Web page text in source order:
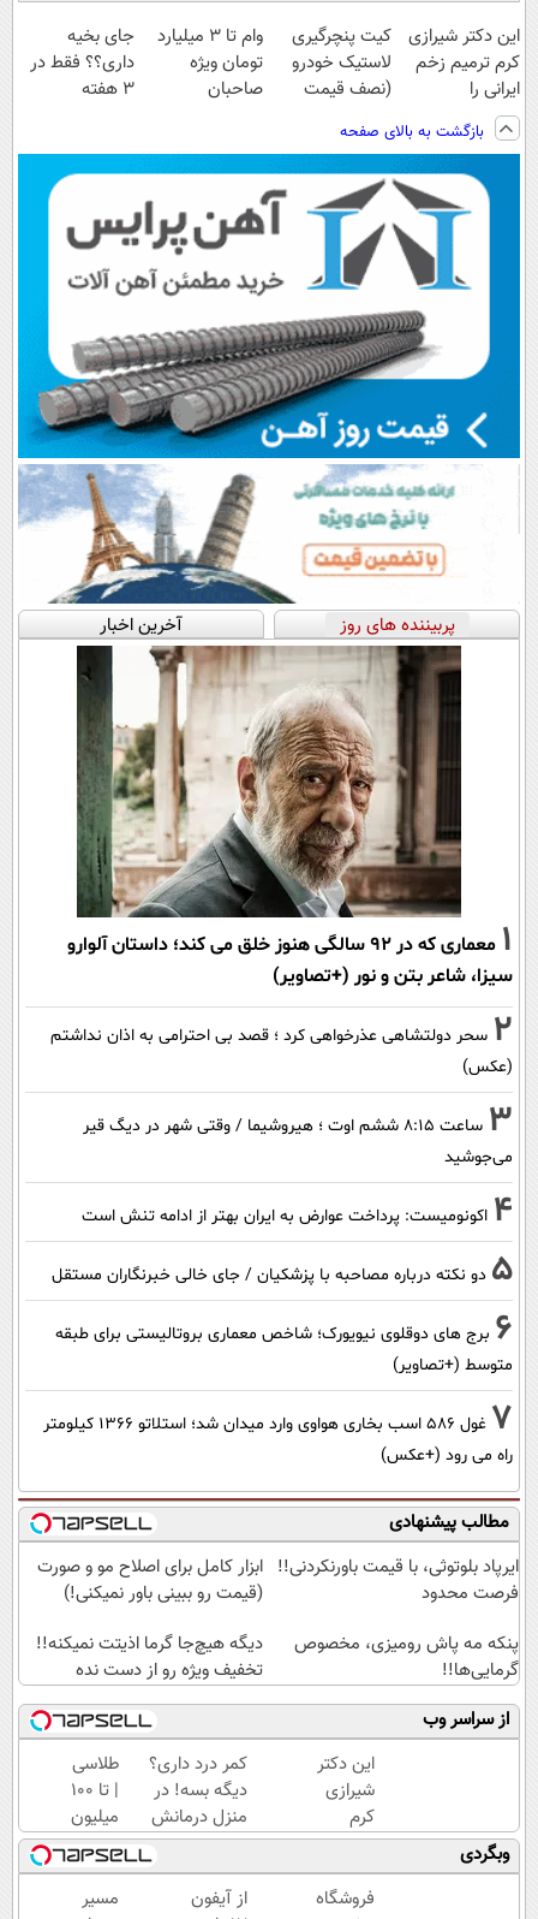
این دکتر شیرازی
کرم ترمیم زخم
ایرانی را
ساخت!!!
کیت پنچرگیری
لاستیک خودرو
(نصف قیمت
وام تا ۳ میلیارد
تومان ویژه
صاحبان
جای بخیه
داری؟؟ فقط در
3 هفته
بازگشت به بالای صفحه
پربیننده های روز آخرین اخبار
1
معماری که در 92 سالگی هنوز خلق می کند؛ داستان آلوارو
سیزا، شاعر بتن و نور (+تصاویر)
2 سحر دولتشاهی عذرخواهی کرد ؛ قصد بی احترامی به اذان نداشتم
(عکس)
3
ساعت ۸:۱۵ ششم اوت ؛ هیروشیما / وقتی شهر در دیگ قیر
می‌جوشید
4 اکونومیست: پرداخت عوارض به ایران بهتر از ادامه تنش است
5 دو نکته درباره مصاحبه با پزشکیان / جای خالی خبرنگاران مستقل
6 برج های دوقلوی نیویورک؛ شاخص معماری بروتالیستی برای طبقه
متوسط (+تصاویر)
7
غول 586 اسب بخاری هواوی وارد میدان شد؛ استلاتو 1366 کیلومتر
راه می رود (+عکس)
مطالب پیشنهادی
ایرپاد بلوتوثی، با قیمت باورنکردنی!!
فرصت محدود
ابزار کامل برای اصلاح مو و صورت
(قیمت رو ببینی باور نمیکنی!)
پنکه مه پاش رومیزی، مخصوص
گرمایی‌ها!!
دیگه هیچ‌جا گرما اذیتت نمیکنه!!
تخفیف ویژه رو از دست نده
از سراسر وب
این دکتر
شیرازی
کرم
ترمیم
زخم
ایرانی را
کمر درد داری؟
دیگه بسه! در
منزل درمانش
کن
(◀پرسش‌نامه)
طلاسی
| تا 100
میلیون
وام
آنی
خرید
وبگردی
فروشگاه
از آیفون
مسیر